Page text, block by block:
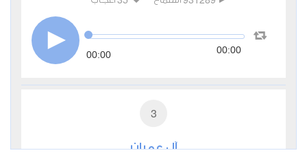
00:00 00:00
3
آل عمران